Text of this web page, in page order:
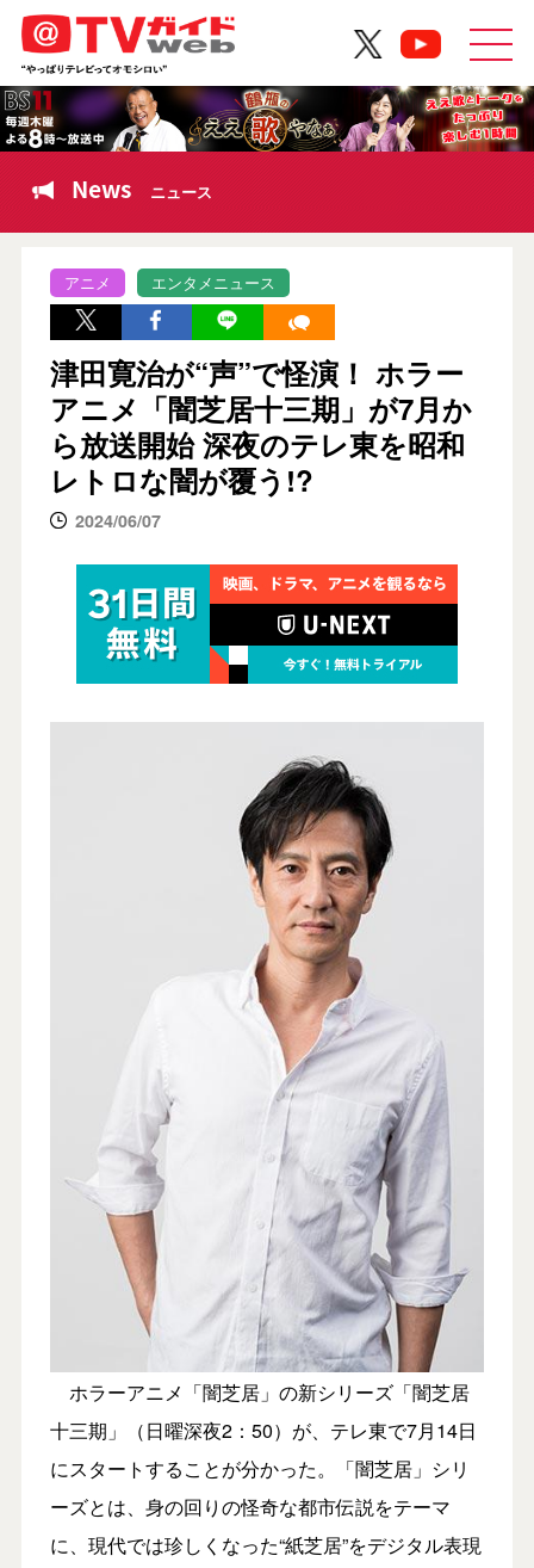
News ニュース
アニメ エンタメニュース
津田寛治が“声”で怪演！ ホラー
アニメ「闇芝居十三期」が7月か
ら放送開始 深夜のテレ東を昭和
レトロな闇が覆う!?
2024/06/07
ホラーアニメ「闇芝居」の新シリーズ「闇芝居
十三期」（⽇曜深夜2：50）が、テレ東で7⽉14⽇
にスタートすることが分かった。「闇芝居」シリ
ーズとは、⾝の回りの怪奇な都市伝説をテーマ
に、現代では珍しくなった“紙芝居”をデジタル表現